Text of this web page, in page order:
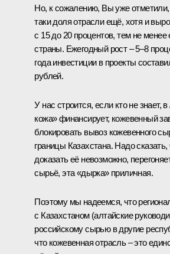
Но, к сожалению, Вы уже отметили,
таки доля отрасли ещё, хотя и
с 15 до 20 процентов, тем не
страны. Ежегодный рост – 5–8
года инвестиции в проекты
рублей.
У нас строится, если кто не знает,
кожа» финансирует, кожевенный
блокировать вывоз кожевенного
границы Казахстана. Надо
доказать её невозможно,
сырьё, эта «дырка» приличная.
Поэтому мы надеемся, что
с Казахстаном (алтайские
российскому сырью в другие
что кожевенная отрасль – это